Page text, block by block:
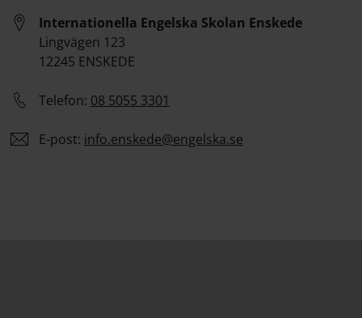
Internationella Engelska Skolan Enskede
Lingvägen 123
12245 ENSKEDE
Telefon: 08 5055 3301
E-post: info.enskede@engelska.se